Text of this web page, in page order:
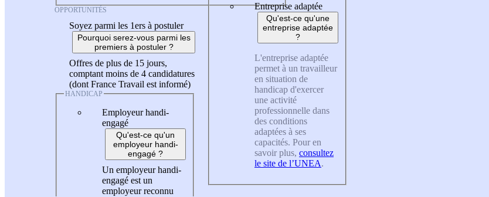
OPPORTUNITÉS
Soyez parmi les 1ers à postuler
Pourquoi serez-vous parmi les
premiers à postuler ?
Offres de plus de 15 jours,
comptant moins de 4 candidatures
(dont France Travail est informé)
HANDICAP
Employeur handi-
engagé
Qu'est-ce qu'un
employeur handi-
engagé ?
Un employeur handi-
engagé est un
employeur reconnu
Entreprise adaptée
Qu'est-ce qu'une
entreprise adaptée
?
L'entreprise adaptée
permet à un travailleur
en situation de
handicap d'exercer
une activité
professionnelle dans
des conditions
adaptées à ses
capacités. Pour en
savoir plus, consultez
le site de l’UNEA.